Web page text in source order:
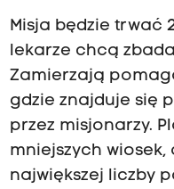
Misja będzie trwać
lekarze chcą
Zamierzają
gdzie znajduje się
przez misjonarzy.
mniejszych
największej liczby